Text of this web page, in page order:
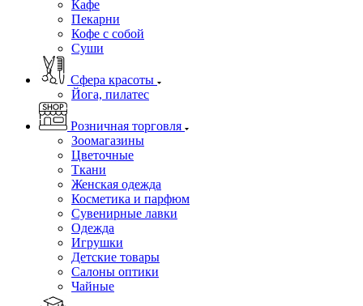
Кафе
Пекарни
Кофе с собой
Суши
Сфера красоты
Йога, пилатес
Розничная торговля
Зоомагазины
Цветочные
Ткани
Женская одежда
Косметика и парфюм
Сувенирные лавки
Одежда
Игрушки
Детские товары
Салоны оптики
Чайные